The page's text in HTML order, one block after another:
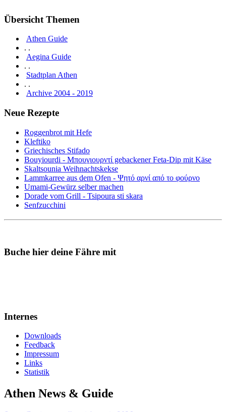
Übersicht Themen
Athen Guide
. .
Aegina Guide
. .
Stadtplan Athen
. .
Archive 2004 - 2019
Neue Rezepte
Roggenbrot mit Hefe
Kleftiko
Griechisches Stifado
Bouyiourdi - Μπουγιουρντί gebackener Feta-Dip mit Käse
Skaltsounia Weihnachtskekse
Lammkarree aus dem Ofen - Ψητό αρνί από το φούρνο
Umami-Gewürz selber machen
Dorade vom Grill - Tsipoura sti skara
Senfzucchini
Buche hier deine Fähre mit
Internes
Downloads
Feedback
Impressum
Links
Statistik
Athen News & Guide